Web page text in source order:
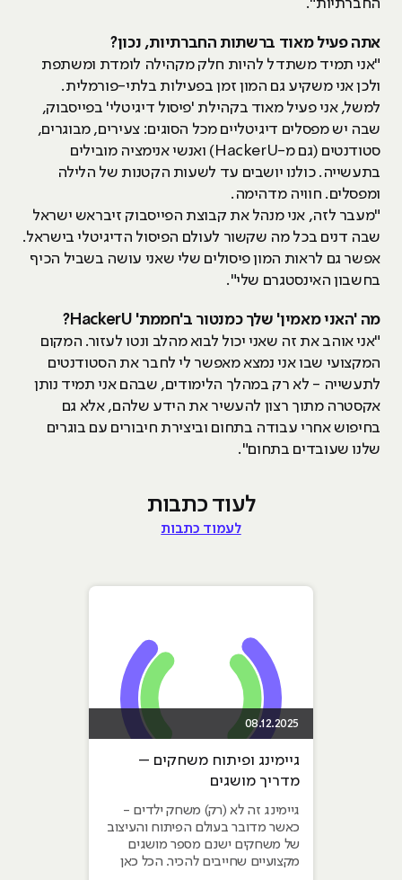
החברתיות".
אתה פעיל מאוד ברשתות החברתיות, נכון?
"אני תמיד משתדל להיות חלק מקהילה לומדת ומשתפת
ולכן אני משקיע גם המון זמן בפעילות בלתי-פורמלית.
למשל, אני פעיל מאוד בקהילת 'פיסול דיגיטלי' בפייסבוק,
שבה יש מפסלים דיגיטליים מכל הסוגים: צעירים, מבוגרים,
סטודנטים (גם מ-HackerU) ואנשי אנימציה מובילים
בתעשייה. כולנו יושבים עד לשעות הקטנות של הלילה
ומפסלים. חוויה מדהימה.
"מעבר לזה, אני מנהל את קבוצת הפייסבוק זיבראש ישראל
שבה דנים בכל מה שקשור לעולם הפיסול הדיגיטלי בישראל.
אפשר גם לראות המון פיסולים שלי שאני עושה בשביל הכיף
בחשבון האינסטגרם שלי".
מה 'האני מאמין' שלך כמנטור ב'חממת' HackerU?
"אני אוהב את זה שאני יכול לבוא מהלב ונטו לעזור. המקום
המקצועי שבו אני נמצא מאפשר לי לחבר את הסטודנטים
לתעשייה - לא רק במהלך הלימודים, שבהם אני תמיד נותן
אקסטרה מתוך רצון להעשיר את הידע שלהם, אלא גם
בחיפוש אחרי עבודה בתחום וביצירת חיבורים עם בוגרים
שלנו שעובדים בתחום".
לעוד כתבות
לעמוד כתבות
08.12.2025
גיימינג ופיתוח משחקים –
מדריך מושגים
גיימינג זה לא (רק) משחק ילדים -
כאשר מדובר בעולם הפיתוח והעיצוב
של משחקים ישנם מספר מושגים
מקצועיים שחייבים להכיר. הכל כאן